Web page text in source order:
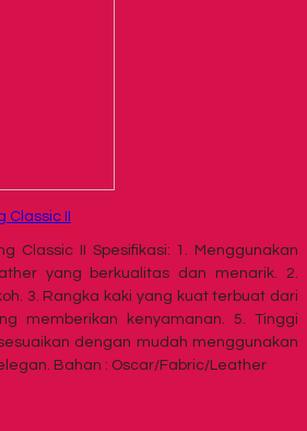
Classic II
Classic II Spesifikasi: 1. Menggunakan
yang berkualitas dan menarik. 2.
3. Rangka kaki yang kuat terbuat dari
memberikan kenyamanan. 5. Tinggi
dengan mudah menggunakan
Bahan : Oscar/Fabric/Leather